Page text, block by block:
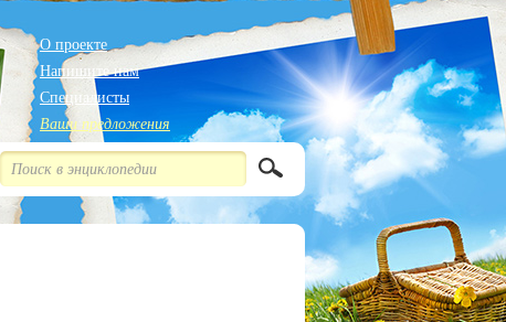
О проекте
Напишите нам
Специалисты
Ваши предложения